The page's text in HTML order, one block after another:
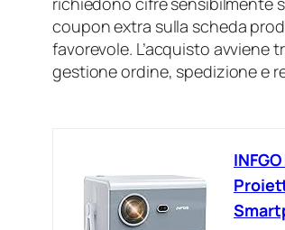
coupon extra sulla scheda
favorevole. L’acquisto
gestione ordine, spedizione e